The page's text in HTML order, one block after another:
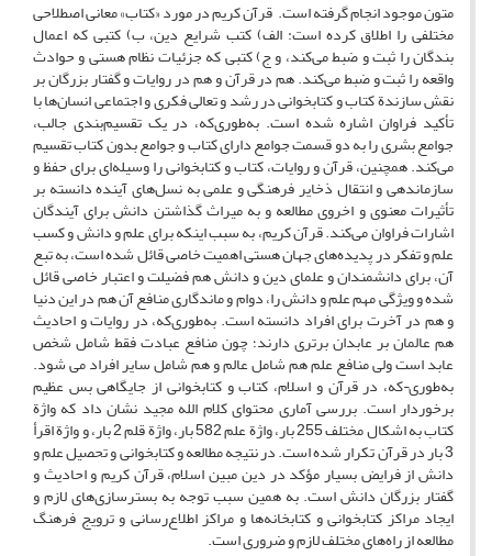
متون موجود انجام گرفته است. قرآن کریم در مورد «کتاب» معانی اصطلاحی
مختلفی را اطلاق کرده است: الف) کتب شرایع دین، ب) کتبی که اعمال
بندگان را ثبت و ضبط می‌کند، و ج) کتبی که جزئیات نظام هستی و حوادث
واقعه را ثبت و ضبط می‌کند. هم در قرآن و هم در روایات و گفتار بزرگان بر
نقش سازندة کتاب و کتابخوانی در رشد و تعالی فکری و اجتماعی انسان‌ها با
تأکید فراوان اشاره شده است. به‌طوری‌که، در یک تقسیم‌بندی جالب،
جوامع بشری را به دو قسمت جوامع دارای کتاب و جوامع بدون کتاب تقسیم
می‌کند. همچنین، قرآن و روایات، کتاب و کتابخوانی را وسیله‌ای برای حفظ و
سازماندهی و انتقال ذخایر فرهنگی و علمی به نسل‌های آینده دانسته بر
تأثیرات معنوی و اخروی مطالعه و به میراث گذاشتن دانش برای آیندگان
اشارات فراوان می‌کند. قرآن کریم، به سبب اینکه برای علم و دانش و کسب
علم و تفکر در پدیده‌های جهان هستی اهمیت خاصی قائل شده است، به تبع
آن، برای دانشمندان و علمای دین و دانش هم فضیلت و اعتبار خاصی قائل
شده و ویژگی مهم علم و دانش را، دوام و ماندگاری منافع آن هم در این دنیا
و هم در آخرت برای افراد دانسته است. به‌طوری‌که، در روایات و احادیث
هم عالمان بر عابدان برتری دارند؛ چون منافع عبادت فقط شامل شخص
عابد است ولی منافع علم هم شامل عالم و هم شامل سایر افراد می شود.
به‌طوری¬که، در قرآن و اسلام، کتاب و کتابخوانی از جایگاهی بس عظیم
برخوردار است. بررسی آماری محتوای کلام ‌الله مجید نشان داد که واژة
کتاب به اشکال مختلف 255 بار، واژة علم 582 بار، واژة قلم 2 بار، و واژة اقرأ
3 بار در قرآن تکرار شده است. در نتیجه مطالعه و کتابخوانی و تحصیل علم و
دانش از فرایض بسیار مؤکد در دین مبین اسلام، قرآن کریم و احادیث و
گفتار بزرگان دانش است. به همین سبب توجه به بسترسازی‌های لازم و
ایجاد مراکز کتابخوانی و کتابخانه‌ها و مراکز اطلاع‌رسانی و ترویج فرهنگ
مطالعه از راه‌های مختلف لازم و ضروری است.